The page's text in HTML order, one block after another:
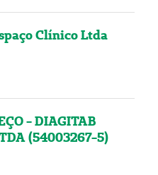
Clínico Ltda
- DIAGITAB
(54003267-5)